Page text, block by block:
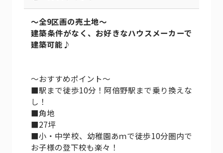
～全9区画の売土地～
建築条件がなく、お好きなハウスメーカーで
建築可能♪
～おすすめポイント～
■駅まで徒歩10分！阿倍野駅まで乗り換えな
し！
■角地
■27坪
■小・中学校、幼稚園あｍで徒歩10分圏内で
お子様の登下校も楽々！